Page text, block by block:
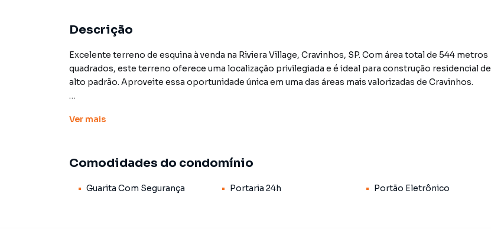
Descrição
Excelente terreno de esquina à venda na Riviera Village, Cravinhos, SP. Com área total de 544 metros
quadrados, este terreno oferece uma localização privilegiada e é ideal para construção residencial de
alto padrão. Aproveite essa oportunidade única em uma das áreas mais valorizadas de Cravinhos.
Terreno para Venda em região valorizada do bairro Riviera Village, em Cravinhos. Não encontrou o que
comerciais, sobrados, terrenos, lojas e barracões para venda ou locação, além de empreendimentos
Ver mais
Comodidades do condomínio
Guarita Com Segurança Portaria 24h Portão Eletrônico